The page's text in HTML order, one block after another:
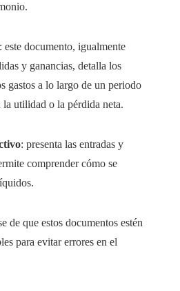
: este documento, igualmente
y ganancias, detalla los
gastos a lo largo de un periodo
utilidad o la pérdida neta.
: presenta las entradas y
comprender cómo se
de que estos documentos estén
para evitar errores en el